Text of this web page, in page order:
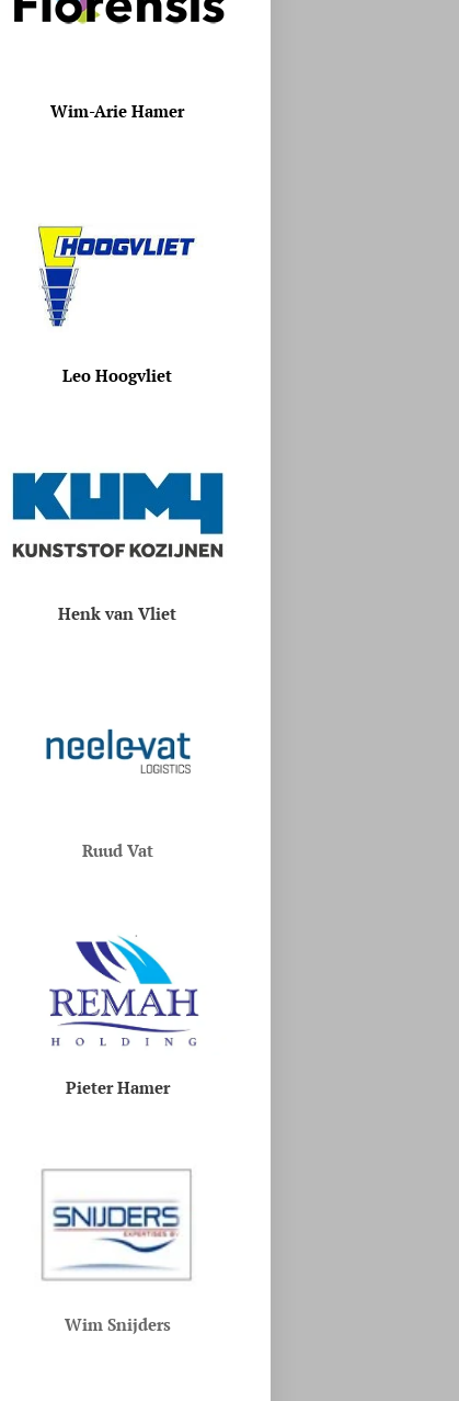
Wim-Arie Hamer
Leo Hoogvliet
Henk van Vliet
Ruud Vat
Pieter Hamer
Wim Snijders